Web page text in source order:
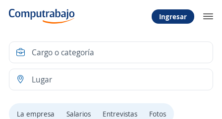
Ingresar
La empresa Salarios Entrevistas Fotos